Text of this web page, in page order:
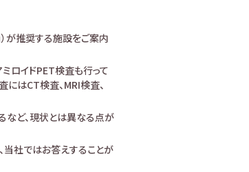
が推奨する施設をご案内
ロイドPET検査も行って
にはCT検査、MRI検査、
など、現状とは異なる点が
当社ではお答えすることが